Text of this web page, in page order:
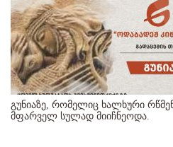
გუნიაზე, რომელიც ხალხური
მფარველ სულად მიიჩნეოდა.